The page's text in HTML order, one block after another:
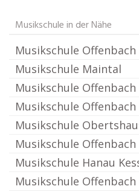
Musikschule in der Nähe
Musikschule
Musikschule Maintal
Musikschule
Musikschule
Musikschule
Musikschule
Musikschule Hanau
Musikschule